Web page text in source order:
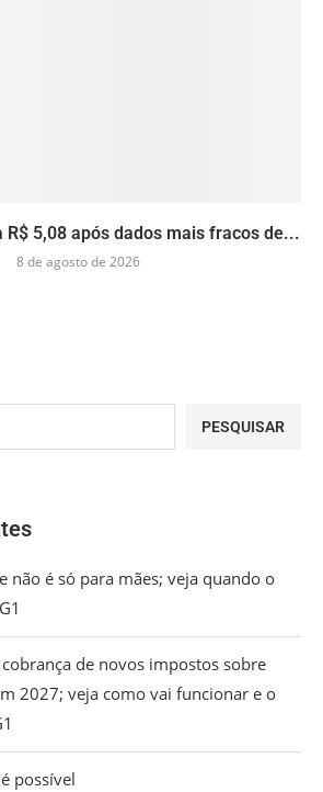
R$ 5,08 após dados mais fracos de...
8 de agosto de 2026
PESQUISAR
não é só para mães; veja quando o
de novos impostos sobre
2027; veja como vai funcionar e o
possível